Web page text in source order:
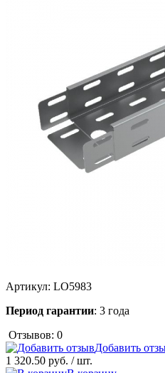
Артикул: LO5983
Период гарантии: 3 года
Отзывов: 0
Добавить
1 320.50 руб. / шт.